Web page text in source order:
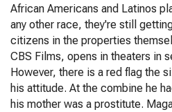
African Americans and Latinos
any other race, they're still
citizens in the properties
CBS Films, opens in theaters in
However, there is a red flag the
his attitude. At the combine he
his mother was a prostitute.